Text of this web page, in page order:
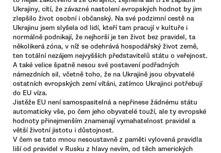
Ukrajiny, cítí, že závazné nastolení evropských hodnot by jim
zlepšilo život osobní i občanský. Na své podzimní cestě na
Ukrajinu jsem slyšela od lidí, kteří tam pracují v kultuře i
normálně podnikají, že nejhorší je ten život bez pravidel, ta
několikerá zóna, v níž se odehrává hospodářský život země,
ten totální nezájem nejvyšších představitelů státu o veřejnost.
A také velice špatně nesou své postavení podřadných
námezdních sil, včetně toho, že na Ukrajině jsou obyvatelé
ostatních evropských zemí vítáni, zatímco Ukrajinci potřebují
do EU víza.
Jistěže EU není samospasitelná a nepřinese žádnému státu
automaticky vše, po čem jeho obyvatelé touží, ale ty evropské
hodnoty přinejmenším znamenají vymahatelnost pravidel a
větší životní jistotu i důstojnost.
V čem se tato mnou nesoustavně z paměti vylovená pravidla
liší od pravidel v Rusku z hlavy nevím, od těch amerických